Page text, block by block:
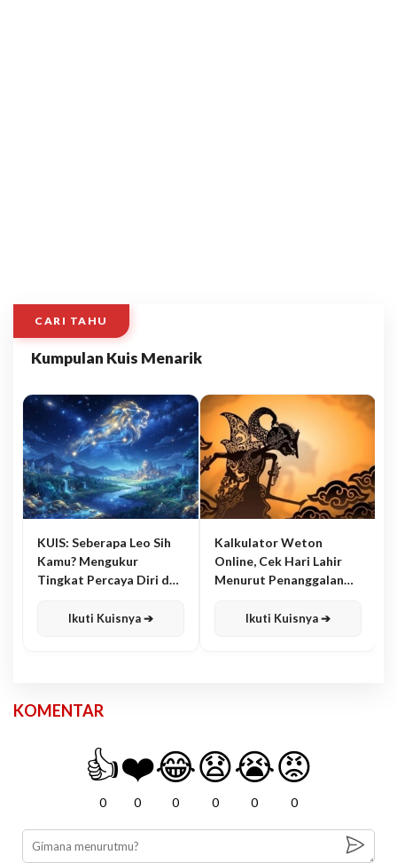
CARI TAHU
Kumpulan Kuis Menarik
KUIS: Seberapa Leo Sih
Kamu? Mengukur
Tingkat Percaya Diri dan
Ikuti Kuisnya ➔
Kalkulator Weton
Online, Cek Hari Lahir
Menurut Penanggalan
Ikuti Kuisnya ➔
KOMENTAR
👍
0
❤️
0
😂
0
😧
0
😭
0
😡
0